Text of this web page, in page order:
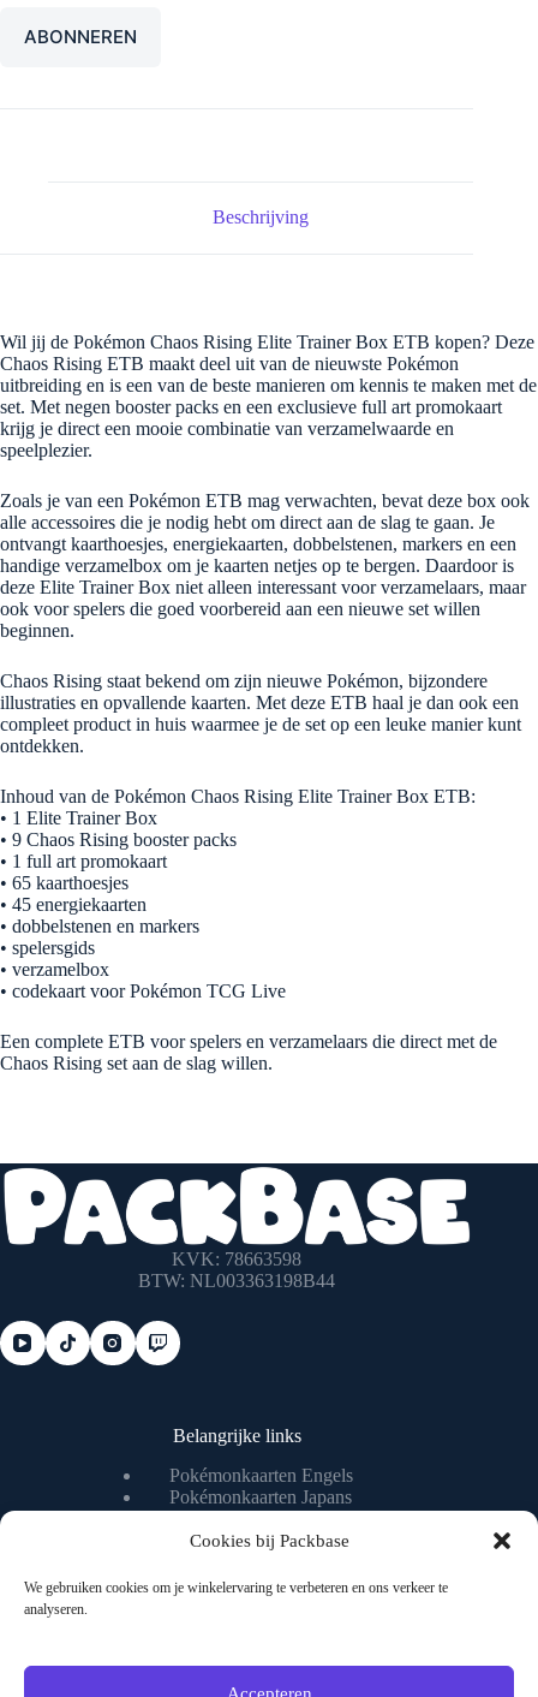
Cookies bij Packbase
We gebruiken cookies om je winkelervaring te verbeteren en ons verkeer te
analyseren.
Accepteren
Beschrijving
Wil jij de Pokémon Chaos Rising Elite Trainer Box ETB kopen? Deze
Chaos Rising ETB maakt deel uit van de nieuwste Pokémon
uitbreiding en is een van de beste manieren om kennis te maken met de
set. Met negen booster packs en een exclusieve full art promokaart
krijg je direct een mooie combinatie van verzamelwaarde en
speelplezier.
Zoals je van een Pokémon ETB mag verwachten, bevat deze box ook
alle accessoires die je nodig hebt om direct aan de slag te gaan. Je
ontvangt kaarthoesjes, energiekaarten, dobbelstenen, markers en een
handige verzamelbox om je kaarten netjes op te bergen. Daardoor is
deze Elite Trainer Box niet alleen interessant voor verzamelaars, maar
ook voor spelers die goed voorbereid aan een nieuwe set willen
beginnen.
Chaos Rising staat bekend om zijn nieuwe Pokémon, bijzondere
illustraties en opvallende kaarten. Met deze ETB haal je dan ook een
compleet product in huis waarmee je de set op een leuke manier kunt
ontdekken.
Inhoud van de Pokémon Chaos Rising Elite Trainer Box ETB:
• 1 Elite Trainer Box
• 9 Chaos Rising booster packs
• 1 full art promokaart
• 65 kaarthoesjes
• 45 energiekaarten
• dobbelstenen en markers
• spelersgids
• verzamelbox
• codekaart voor Pokémon TCG Live
Een complete ETB voor spelers en verzamelaars die direct met de
Chaos Rising set aan de slag willen.
KVK: 78663598
BTW: NL003363198B44
Belangrijke links
Pokémonkaarten Engels
Pokémonkaarten Japans
Pokémonkaart livestream
Algemene voorwaarden
Privacybeleid